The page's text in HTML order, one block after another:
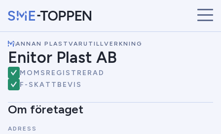
START
ÅRETS VINNARE
BRANSCHER
SÖK
NYHETER
\ANNAN PLASTVARUTILLVERKNING
Enitor Plast AB
MOMSREGISTRERAD
F-SKATTBEVIS
Om företaget
ADRESS